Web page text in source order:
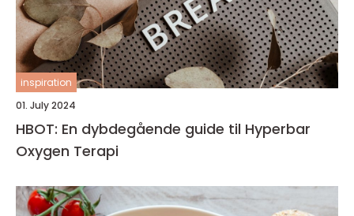
inspiration
01. July 2024
HBOT: En dybdegående guide til Hyperbar
Oxygen Terapi